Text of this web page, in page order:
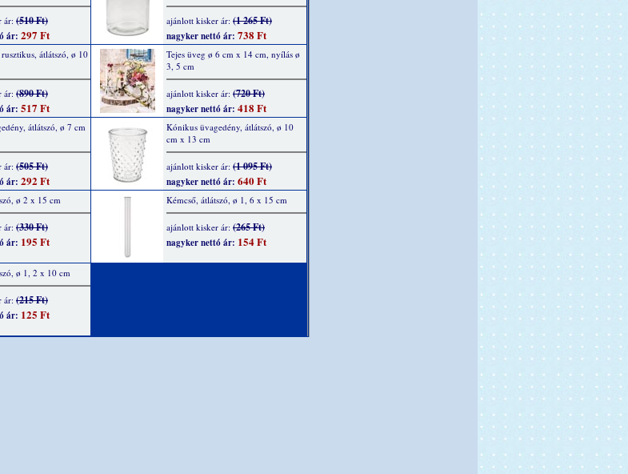
ár: (510 Ft)
ár: 297 Ft
ajánlott kisker ár: (1 265 Ft)
nagyker nettó ár: 738 Ft
átlátszó, ø 10
ár: (890 Ft)
ár: 517 Ft
Tejes üveg ø 6 cm x 14 cm, nyílás ø
3, 5 cm
ajánlott kisker ár: (720 Ft)
nagyker nettó ár: 418 Ft
átlátszó, ø 7 cm
ár: (505 Ft)
ár: 292 Ft
Kónikus üvagedény, átlátszó, ø 10
cm x 13 cm
ajánlott kisker ár: (1 095 Ft)
nagyker nettó ár: 640 Ft
ø 2 x 15 cm
ár: (330 Ft)
ár: 195 Ft
Kémcső, átlátszó, ø 1, 6 x 15 cm
ajánlott kisker ár: (265 Ft)
nagyker nettó ár: 154 Ft
ø 1, 2 x 10 cm
ár: (215 Ft)
ár: 125 Ft